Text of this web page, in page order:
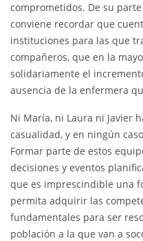
comprometidos. De su
conviene recordar que
instituciones para las que
compañeros, que en la
solidariamente el
ausencia de la enfermera
Ni María, ni Laura ni Javier
casualidad, y en ningún
Formar parte de estos
decisiones y eventos
que es imprescindible una
permita adquirir las
fundamentales para ser
población a la que van a